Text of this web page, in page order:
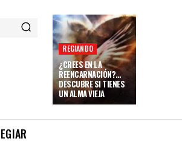
REGIANDO
¿CREES EN LA
REENCARNACIÓN?…
DESCUBRE SI TIENES
UN ALMA VIEJA